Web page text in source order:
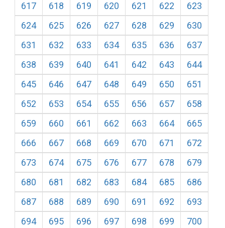
617
618 619 620 621 622
623
624
625 626 627 628 629
630
631
632 633 634 635 636
637
638
639 640 641 642 643
644
645
646 647 648 649 650
651
652
653 654 655 656 657
658
659
660 661 662 663 664
665
666
667 668 669 670 671
672
673
674 675 676 677 678
679
680
681 682 683 684 685
686
687
688 689 690 691 692
693
694
695 696 697 698 699
700